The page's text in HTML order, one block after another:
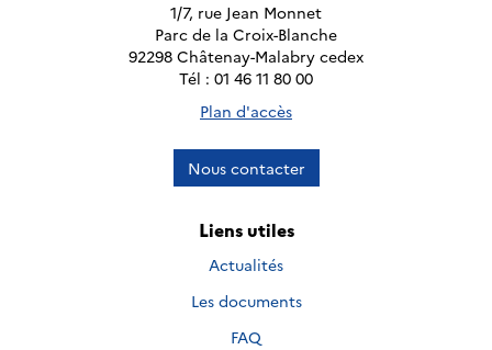
1/7, rue Jean Monnet
Parc de la Croix-Blanche
92298 Châtenay-Malabry cedex
Tél : 01 46 11 80 00
Plan d'accès
Nous contacter
Liens utiles
Actualités
Les documents
FAQ